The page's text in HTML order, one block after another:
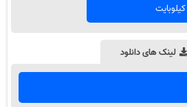
لینک های دانلود